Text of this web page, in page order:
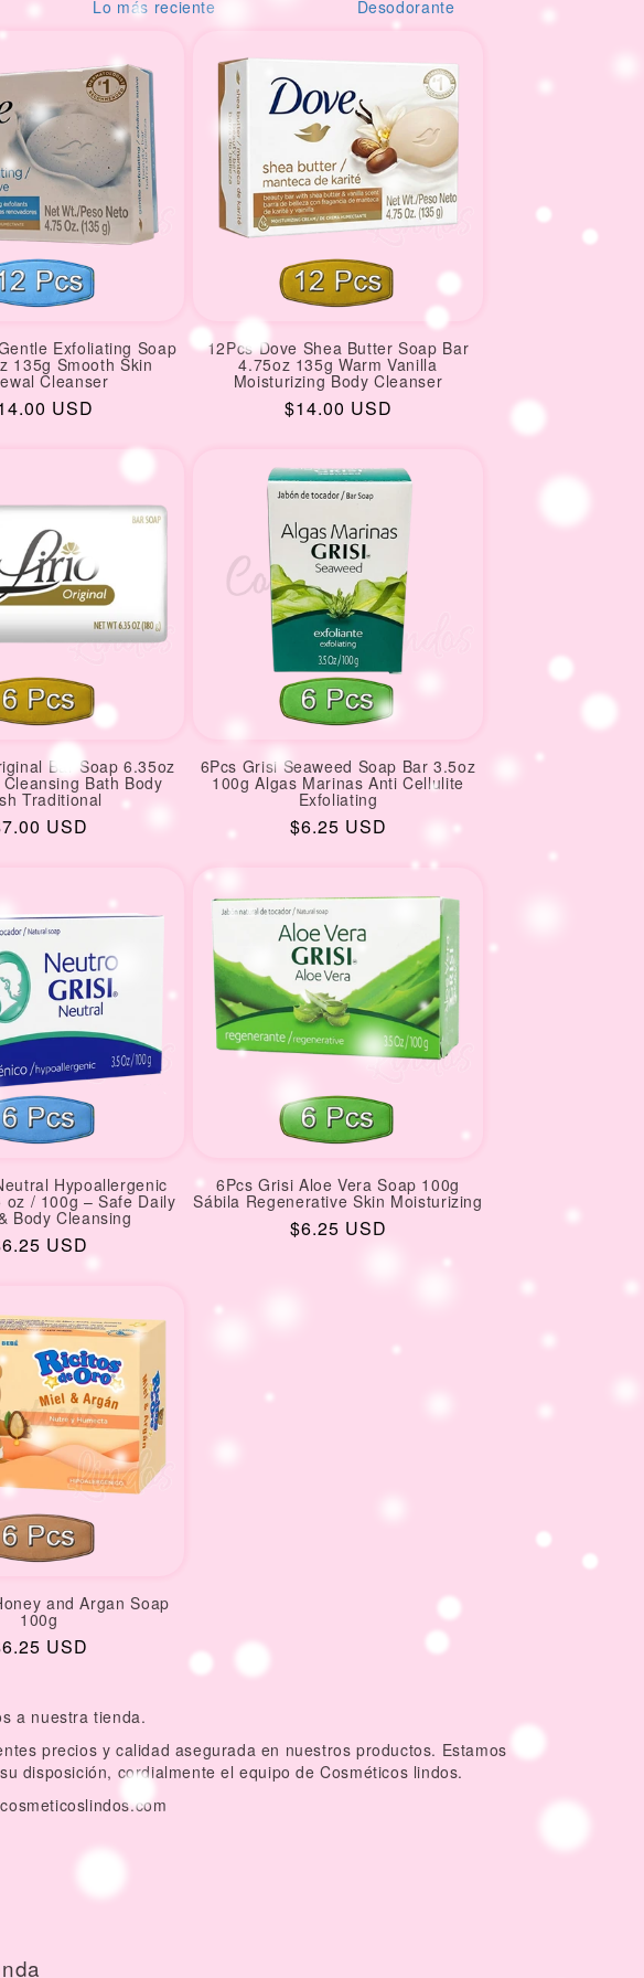
Desodorante creams
Exfoliating Soap
135g Smooth Skin
Cleanser
USD
12Pcs Dove Shea Butter Soap Bar
4.75oz 135g Warm Vanilla
Moisturizing Body Cleanser
Regular
$14.00 USD
Bar Soap 6.35oz
Bath Body
Traditional
USD
6Pcs Grisi Seaweed Soap Bar 3.5oz
100g Algas Marinas Anti Cellulite
Exfoliating
Regular
$6.25 USD
Hypoallergenic
oz / 100g – Safe Daily
Body Cleansing
USD
6Pcs Grisi Aloe Vera Soap 100g
Sábila Regenerative Skin Moisturizing
Regular
$6.25 USD
and Argan Soap
100g
USD
a nuestra tienda.
precios y calidad asegurada en nuestros productos. Estamos
disposición, cordialmente el equipo de Cosméticos lindos.